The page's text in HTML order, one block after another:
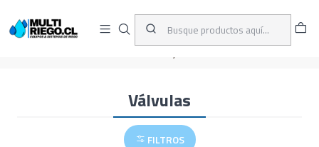
ENVÍOS A TODO CHILE
Válvulas
FILTROS